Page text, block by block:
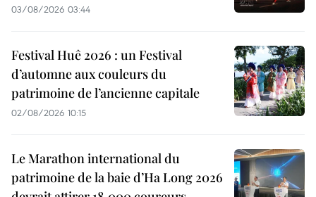
03/08/2026 03:44
Festival Huê 2026 : un Festival
d’automne aux couleurs du
patrimoine de l’ancienne capitale
02/08/2026 10:15
Le Marathon international du
patrimoine de la baie d’Ha Long 2026